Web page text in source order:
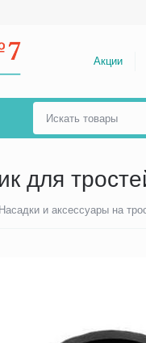
Акции
для
Насадки и аксессуары на